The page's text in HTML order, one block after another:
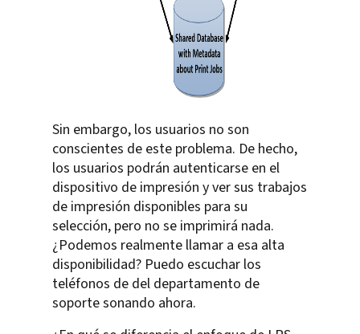
Sin embargo, los usuarios no son
conscientes de este problema. De hecho,
los usuarios podrán autenticarse en el
dispositivo de impresión y ver sus trabajos
de impresión disponibles para su
selección, pero no se imprimirá nada.
¿Podemos realmente llamar a esa alta
disponibilidad? Puedo escuchar los
teléfonos de del departamento de
soporte sonando ahora.